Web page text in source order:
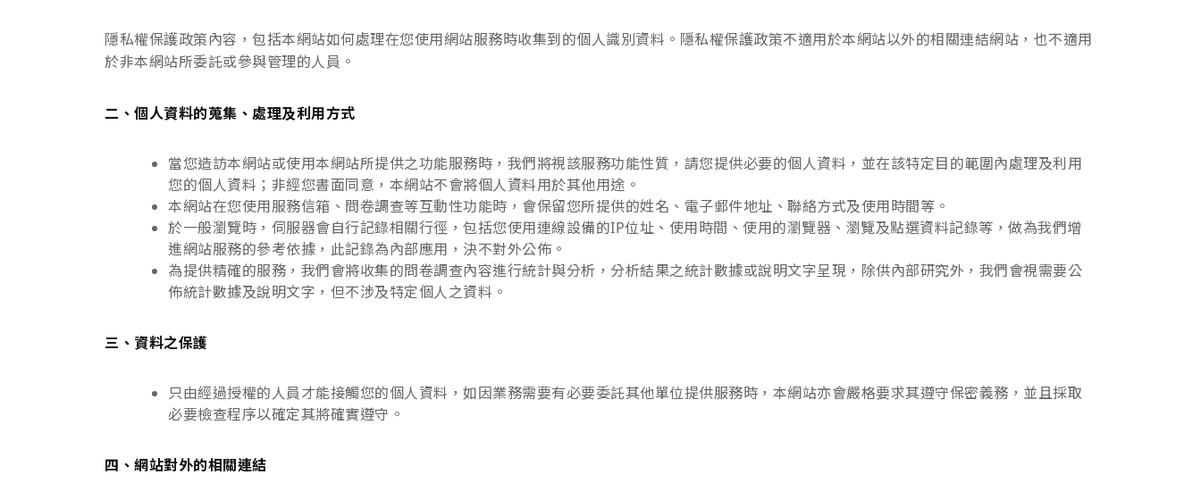
隱私權保護政策內容，包括本網站如何處理在您使用網站服務時收集到的個人識別資料。隱私權保護政策不適用於本網站以外的相關連結網站，也不適用
於非本網站所委託或參與管理的人員。
二、個人資料的蒐集、處理及利用方式
當您造訪本網站或使用本網站所提供之功能服務時，我們將視該服務功能性質，請您提供必要的個人資料，並在該特定目的範圍內處理及利用
您的個人資料；非經您書面同意，本網站不會將個人資料用於其他用途。
本網站在您使用服務信箱、問卷調查等互動性功能時，會保留您所提供的姓名、電子郵件地址、聯絡方式及使用時間等。
於一般瀏覽時，伺服器會自行記錄相關行徑，包括您使用連線設備的IP位址、使用時間、使用的瀏覽器、瀏覽及點選資料記錄等，做為我們增
進網站服務的參考依據，此記錄為內部應用，決不對外公佈。
為提供精確的服務，我們會將收集的問卷調查內容進行統計與分析，分析結果之統計數據或說明文字呈現，除供內部研究外，我們會視需要公
佈統計數據及說明文字，但不涉及特定個人之資料。
三、資料之保護
只由經過授權的人員才能接觸您的個人資料，如因業務需要有必要委託其他單位提供服務時，本網站亦會嚴格要求其遵守保密義務，並且採取
必要檢查程序以確定其將確實遵守。
四、網站對外的相關連結